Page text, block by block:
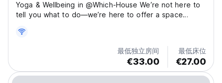
Yoga & Wellbeing in @Which-House We’re not here to
tell you what to do—we’re here to offer a space
designed to inspire, support, and reconnect you with
your true self. Morning Yoga and Surf Sessions,
最低独立房间
€33.00
最低床位
€27.00